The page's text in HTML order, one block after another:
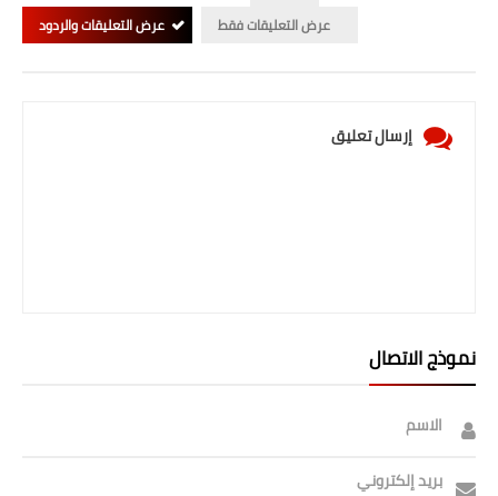
عرض التعليقات فقط
عرض التعليقات والردود
إرسال تعليق
نموذج الاتصال
الاسم
بريد إلكتروني